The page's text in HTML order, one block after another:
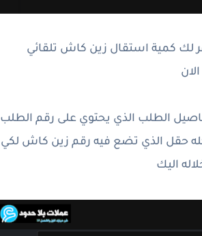
لك كمية استقال زين كاش تلقائي
الطلب الذي يحتوي على رقم الطلب
حقل الذي تضع فيه رقم زين كاش لكي
اليك